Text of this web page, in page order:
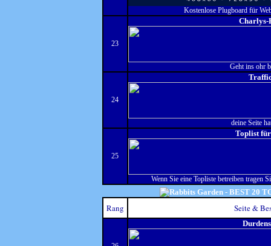
Kostenlose Plugboard für
23
Charlys-
Geht ins ohr
24
deine Seite
25
Toplist
Wenn Sie eine Topliste betreiben tragen
Rang Seite &